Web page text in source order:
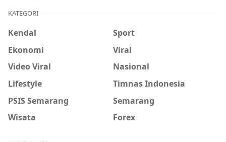
KATEGORI
Kendal
Sport
Ekonomi
Viral
Video Viral
Nasional
Lifestyle
Timnas Indonesia
PSIS Semarang
Semarang
Wisata
Forex